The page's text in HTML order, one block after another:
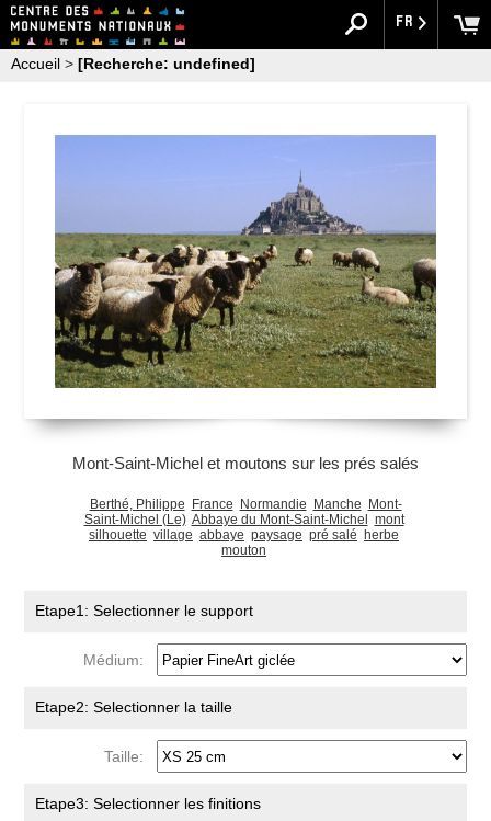
FR
Accueil > [Recherche: undefined]
Mont-Saint-Michel et moutons sur les prés salés
Berthé, Philippe France Normandie Manche
Mont-
Saint-Michel (Le) Abbaye du Mont-Saint-Michel
mont
silhouette village abbaye paysage pré salé
herbe
mouton
Etape1: Selectionner le support
Médium:
Etape2: Selectionner la taille
Taille:
Etape3: Selectionner les finitions